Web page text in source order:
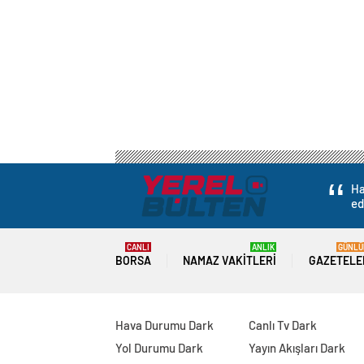
BORSA
CANLI
NAMAZ VAKITLERI
ANLIK
Hava Durumu Dark
Yol Durumu Dark
Canlı Tv Dark
Yayın Akışları Dark